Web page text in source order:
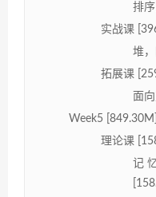
排
实战课
堆
拓展课
面
Week5 [849.30M]
理论课
记